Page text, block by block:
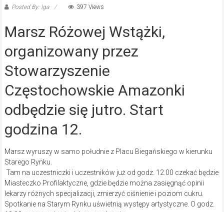
Posted By: Iga 397 Views
Marsz Różowej Wstążki,
organizowany przez
Stowarzyszenie
Częstochowskie Amazonki
odbędzie się jutro. Start
godzina 12.
Marsz wyruszy w samo południe z Placu Biegańskiego w kierunku
Starego Rynku.
Tam na uczestniczki i uczestników już od godz. 12.00 czekać będzie
Miasteczko Profilaktyczne, gdzie będzie można zasięgnąć opinii
lekarzy różnych specjalizacji, zmierzyć ciśnienie i poziom cukru.
Spotkanie na Starym Rynku uświetnią występy artystyczne. O godz.